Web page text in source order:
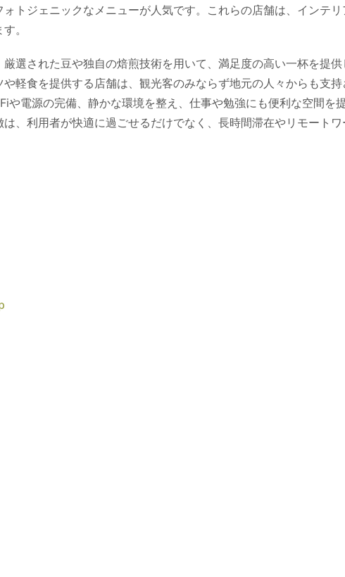
トジェニックなメニューが人気です。これらの店舗は、インテリ
。
選された豆や独自の焙煎技術を用いて、満足度の高い一杯を提供
軽食を提供する店舗は、観光客のみならず地元の人々からも支持
や電源の完備、静かな環境を整え、仕事や勉強にも便利な空間を
、利用者が快適に過ごせるだけでなく、長時間滞在やリモートワ